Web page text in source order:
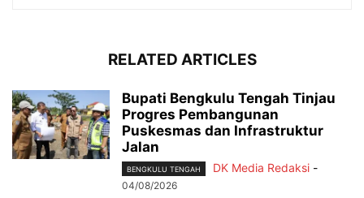
RELATED ARTICLES
Bupati Bengkulu Tengah Tinjau
Progres Pembangunan
Puskesmas dan Infrastruktur
Jalan
BENGKULU TENGAH DK Media Redaksi -
04/08/2026